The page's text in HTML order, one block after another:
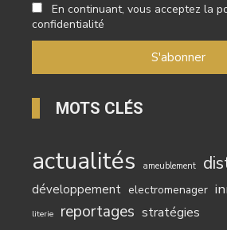
En continuant, vous acceptez la
confidentialité
MOTS CLÉS
actualités ameublement
développement electromenager
literie reportages stratégies